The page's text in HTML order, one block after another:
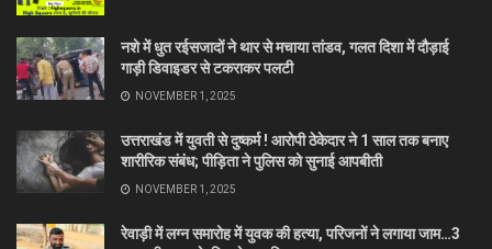
नशे में धुत रईसजादों ने थार से मचाया तांडव, गलत दिशा में दौड़ाई
गाड़ी डिवाइडर से टकराकर पलटी
NOVEMBER 1, 2025
उत्तराखंड में युवती से दुष्कर्म ! आरोपी ठेकेदार ने 1 साल तक बनाए
शारीरिक संबंध; पीड़िता ने पुलिस को सुनाई आपबीती
NOVEMBER 1, 2025
रेवाड़ी में लग्न समारोह में युवक की हत्या, परिजनों ने लगाया जाम…3